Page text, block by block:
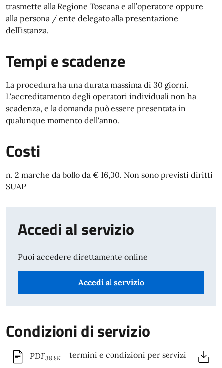
trasmette alla Regione Toscana e all’operatore oppure
alla persona / ente delegato alla presentazione
dell’istanza.
Tempi e scadenze
La procedura ha una durata massima di 30 giorni.
L'accreditamento degli operatori individuali non ha
scadenza, e la domanda può essere presentata in
qualunque momento dell'anno.
Costi
n. 2 marche da bollo da € 16,00. Non sono previsti diritti
SUAP
Accedi al servizio
Puoi accedere direttamente online
Accedi al servizio
Condizioni di servizio
PDF38,9K termini e condizioni per servizi